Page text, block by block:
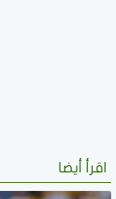
اقرأ أيضا